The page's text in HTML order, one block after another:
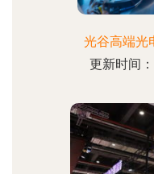
光谷高端光
更新时间